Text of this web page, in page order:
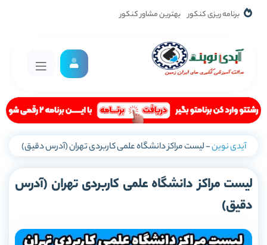
برنامه ریزی کنکور بهترین مشاور کنکور
آیدی نوین-لیست مراکز دانشگاه علمی کاربردی تهران (آدرس دقیق)
لیست مراکز دانشگاه علمی کاربردی تهران (آدرس
دقیق)